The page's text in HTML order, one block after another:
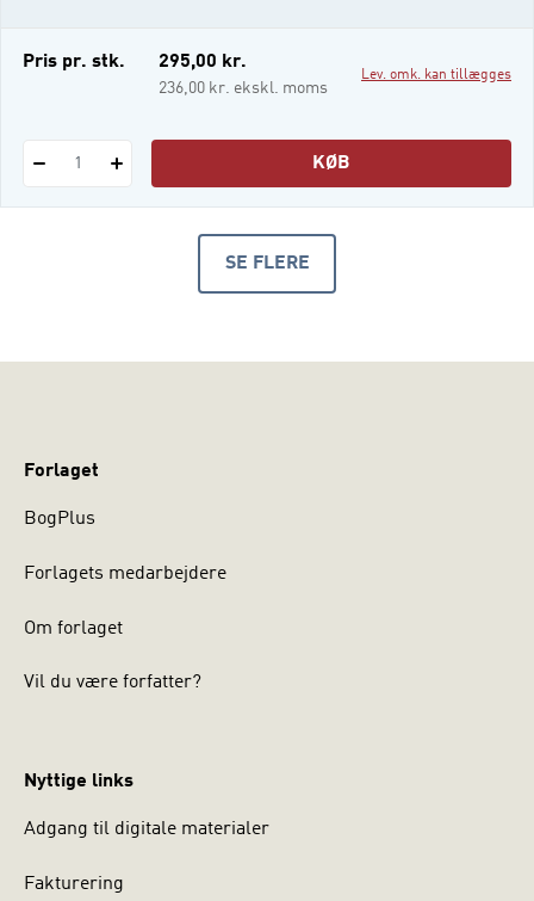
e-bog
Pris pr. stk. 295,00 kr.
236,00 kr. ekskl. moms
Lev. omk. kan tillægges
1 KØB
SE FLERE
Forlaget
BogPlus
Forlagets medarbejdere
Om forlaget
Vil du være forfatter?
Nyttige links
Adgang til digitale materialer
Fakturering